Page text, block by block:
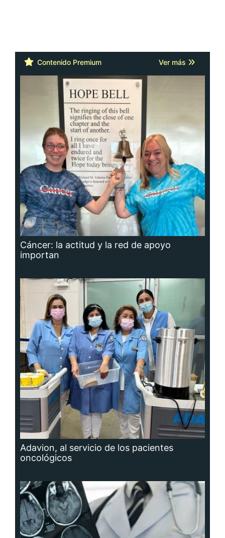
Contenido Premium Ver más
Cáncer: la actitud y la red de apoyo
importan
Adavion, al servicio de los pacientes
oncológicos